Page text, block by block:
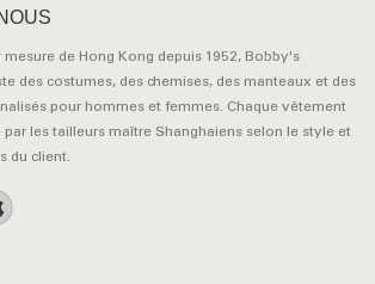
mesure de Hong Kong depuis 1952, Bobby's
des costumes, des chemises, des manteaux et des
pour hommes et femmes. Chaque vêtement
par les tailleurs maître Shanghaiens selon le style et
du client.